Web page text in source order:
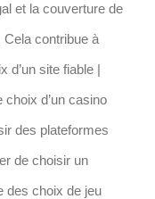
et la couverture de
contribue à
d’un site fiable |
d’un casino
des plateformes
de choisir un
des choix de jeu